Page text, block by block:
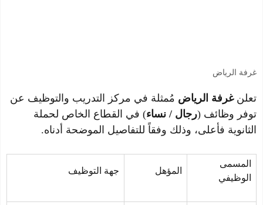
غرفة الرياض
تعلنغرفة الرياض مُمثلة في مركز التدريب والتوظيف عن
توفر وظائف (رجال / نساء) في القطاع الخاص لحملة
الثانوية فأعلى، وذلك وفقاً للتفاصيل الموضحة أدناه.
المسمى
الوظيفي
المؤهل جهة التوظيف